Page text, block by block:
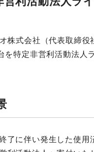
株式会社（代表取締
を特定非営利活動法人
了に伴い発生した使